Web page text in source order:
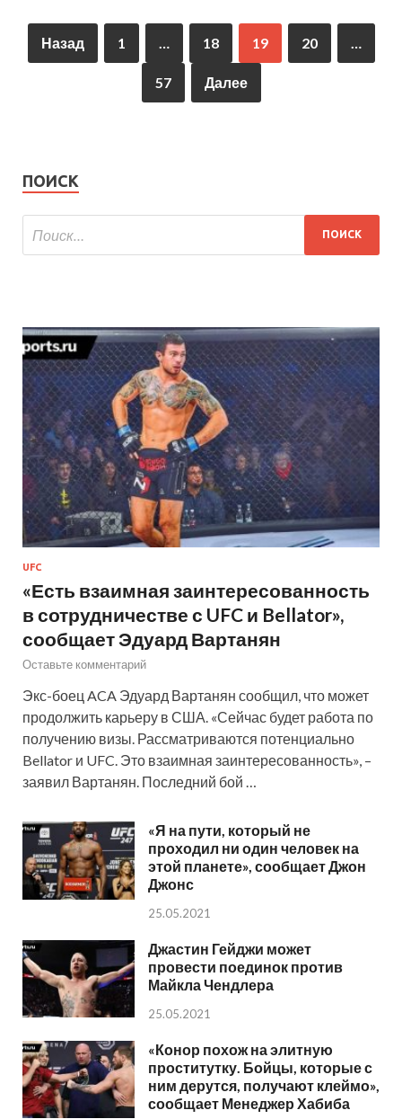
Назад 1 18 19 20
57 Далее
ПОИСК
UFC
«Есть взаимная заинтересованность
в сотрудничестве с UFC и Bellator»,
сообщает Эдуард Вартанян
Оставьте комментарий
Экс-боец ACA Эдуард Вартанян сообщил, что может
продолжить карьеру в США. «Сейчас будет работа по
получению визы. Рассматриваются потенциально
Bellator и UFC. Это взаимная заинтересованность», –
заявил Вартанян. Последний бой …
«Я на пути, который не
проходил ни один человек на
этой планете», сообщает Джон
Джонс
25.05.2021
Джастин Гейджи может
провести поединок против
Майкла Чендлера
25.05.2021
«Конор похож на элитную
проститутку. Бойцы, которые с
ним дерутся, получают клеймо»,
сообщает Менеджер Хабиба